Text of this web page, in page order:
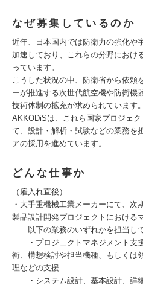
なぜ募集しているのか
近年、日本国内では防衛力の強化や
加速しており、これらの分野におけ
っています。
こうした状況の中、防衛省から依頼
ーが推進する次世代航空機や防衛機
技術体制の拡充が求められています。
AKKODiSは、これら国家プロジェ
て、設計・解析・試験などの業務を
アの採用を進めています。
どんな仕事か
（雇入れ直後）
・大手重機械工業メーカーにて、次
製品設計開発プロジェクトにおける
以下の業務のいずれかを担当して
・プロジェクトマネジメント支
衝、構想検討や担当機種、もしくは
理などの支援
・システム設計、基本設計、詳